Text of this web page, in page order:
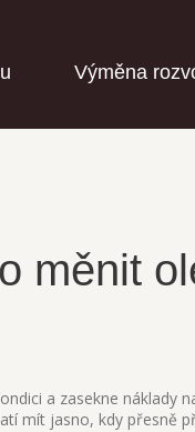
Výměna
měnit
a zasekne náklady
mít jasno, kdy přesně